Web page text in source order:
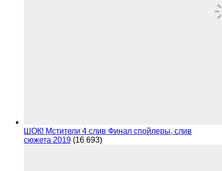
ШОК! Мстители 4 слив Финал спойлеры, слив
сюжета 2019 (16 693)